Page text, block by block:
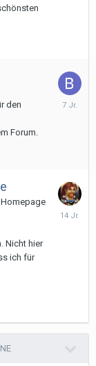
den
Forum.
15.
Nicht hier
ich für
16.